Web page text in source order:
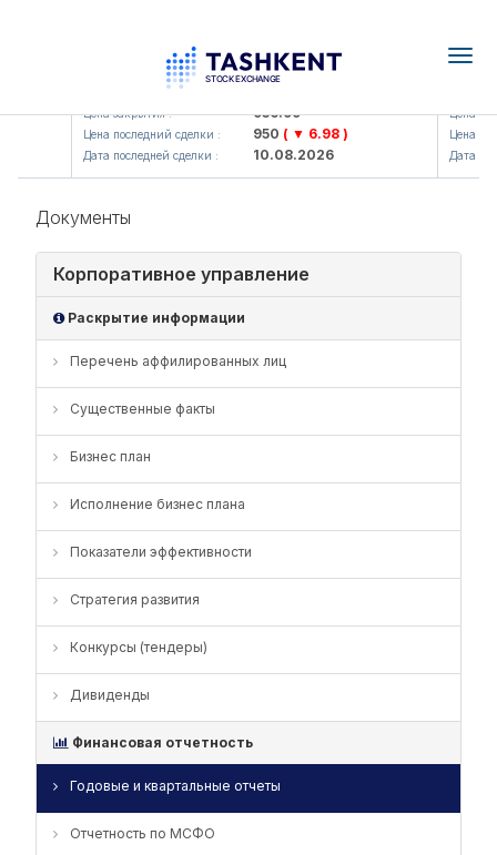
KFSKP (<Kafolat sug'urta kompaniyasi> AJ)
Цена закрытия : 936.99
Цена последний сделки : 950( ▼ 6.98 )
Дата последней сделки : 10.08.2026
Цена
Цена
Дата
Документы
Корпоративное управление
Раскрытие информации
Перечень аффилированных лиц
Существенные факты
Бизнес план
Исполнение бизнес плана
Показатели эффективности
Стратегия развития
Конкурсы (тендеры)
Дивиденды
Финансовая отчетность
Годовые и квартальные отчеты
Отчетность по МСФО